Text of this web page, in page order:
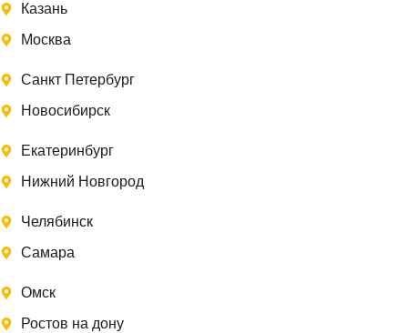
Казань
Москва
Санкт Петербург
Новосибирск
Екатеринбург
Нижний Новгород
Челябинск
Самара
Омск
Ростов на дону